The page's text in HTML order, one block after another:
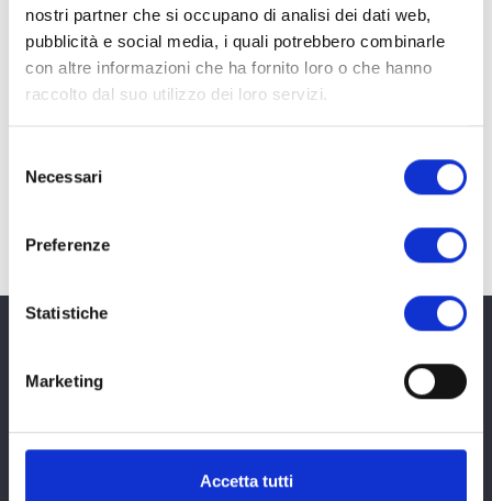
nostri partner che si occupano di analisi dei dati web,
pubblicità e social media, i quali potrebbero combinarle
con altre informazioni che ha fornito loro o che hanno
raccolto dal suo utilizzo dei loro servizi.
delNecessari
Preferenze
Statistiche
Marketing
Accetta tutti
Sede: Via del Fonditore 1/3 40138 - Bologna